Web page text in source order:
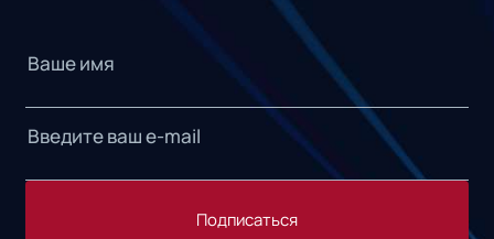
Подписаться